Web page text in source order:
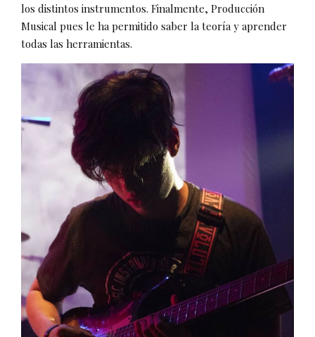
los distintos instrumentos. Finalmente, Producción
Musical pues le ha permitido saber la teoría y aprender
todas las herramientas.